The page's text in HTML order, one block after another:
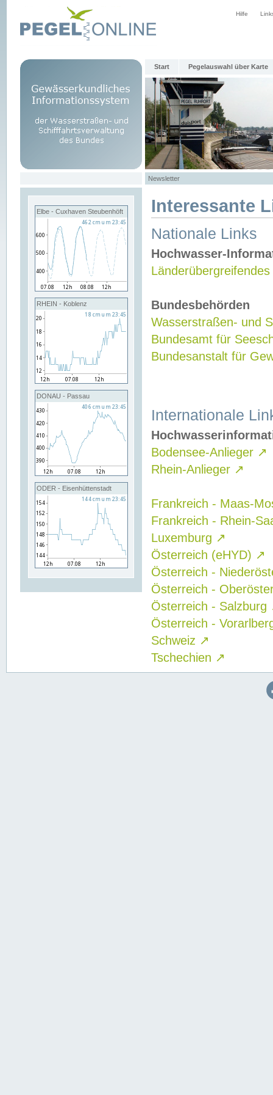
Hilfe
Start Pegelauswahl über Karte
Newsletter
Elbe - Cuxhaven Steubenhöft
RHEIN - Koblenz
DONAU - Passau
ODER - Eisenhüttenstadt
Interessante
Nationale Links
Hochwasser-
Bundesbehörden
Wasserstraßen- und
Bundesamt für
Bundesanstalt für
Internationale
Bodensee-Anlieger ↗
Rhein-Anlieger ↗
Frankreich - Maas-
Frankreich - Rhein-
Luxemburg ↗
Österreich (eHYD) ↗
Österreich -
Österreich -
Österreich - Salzburg
Österreich -
Schweiz ↗
Tschechien ↗